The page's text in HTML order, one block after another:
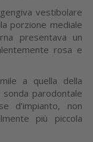
vestibolare
porzione mediale
presentava un
rosa e
a quella della
sonda parodontale
d’impianto, non
più piccola